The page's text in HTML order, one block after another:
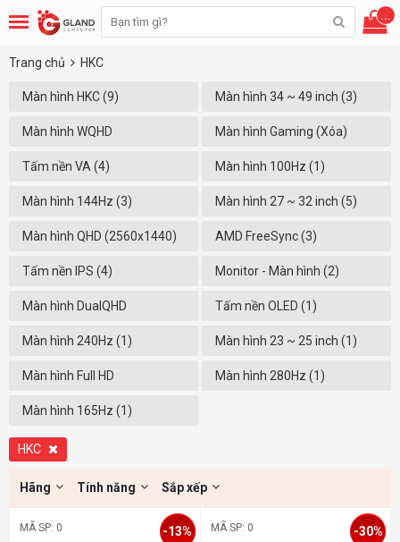
...
Trang chủ HKC
Màn hình HKC (9) Màn hình 34 ~ 49 inch (3)
Màn hình WQHD
(3440x1440) (2)
Màn hình Gaming (Xóa)
Tấm nền VA (4) Màn hình 100Hz (1)
Màn hình 144Hz (3) Màn hình 27 ~ 32 inch (5)
Màn hình QHD (2560x1440)
(5)
AMD FreeSync (3)
Tấm nền IPS (4) Monitor - Màn hình (2)
Màn hình DualQHD
(5120x1440) (1)
Tấm nền OLED (1)
Màn hình 240Hz (1) Màn hình 23 ~ 25 inch (1)
Màn hình Full HD
(1920x1080) (1)
Màn hình 280Hz (1)
Màn hình 165Hz (1)
HKC
Hãng Tính năng Sắp xếp
MÃ SP: 0 -13% MÃ SP: 0 -30%